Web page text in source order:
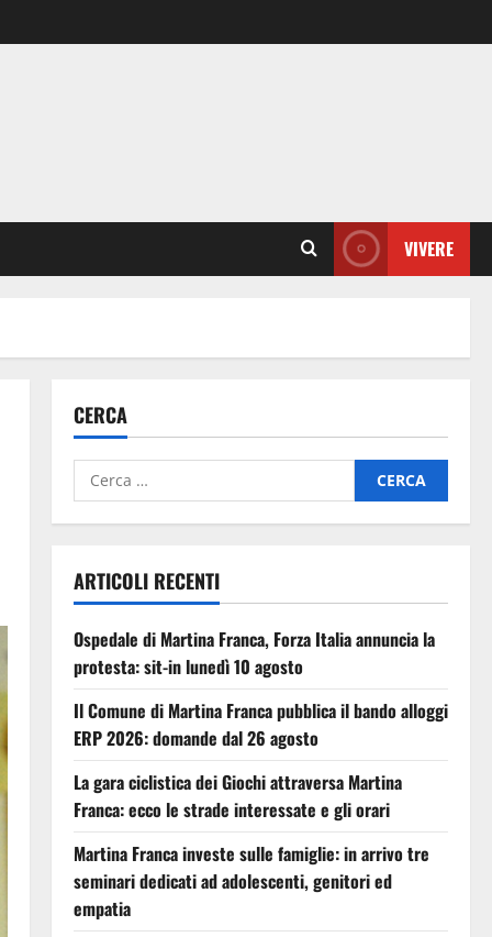
VIVERE
CERCA
ARTICOLI RECENTI
Ospedale di Martina Franca, Forza Italia annuncia la
protesta: sit-in lunedì 10 agosto
Il Comune di Martina Franca pubblica il bando alloggi
ERP 2026: domande dal 26 agosto
La gara ciclistica dei Giochi attraversa Martina
Franca: ecco le strade interessate e gli orari
Martina Franca investe sulle famiglie: in arrivo tre
seminari dedicati ad adolescenti, genitori ed
empatia